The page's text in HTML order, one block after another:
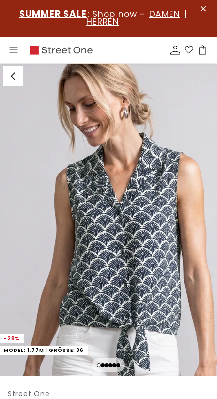
SUMMER SALE : Shop now - DAMEN |
HERREN
-28%
MODEL: 1,77M | GRÖSSE: 36
Street One